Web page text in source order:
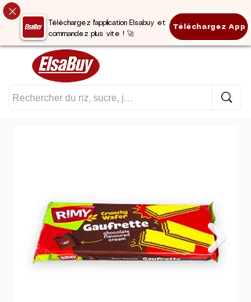
Téléchargez l'application Elsabuy et
commandez plus vite ! 🚀
Téléchargez App